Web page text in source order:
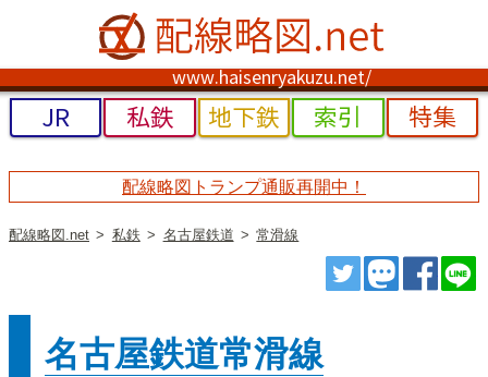
www.haisenryakuzu.net/
JR 私鉄 地下鉄 索引 特集
配線略図トランプ通販再開中！
配線略図.net 私鉄 名古屋鉄道 常滑線
ツイートトゥート
シェ
名古屋鉄道常滑線